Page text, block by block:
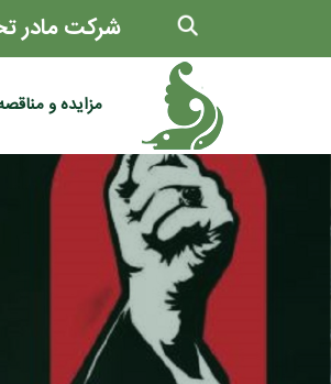
شرکت مادر
مزایده و